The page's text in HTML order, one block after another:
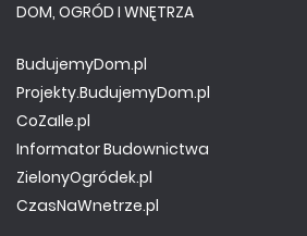
DOM, OGRÓD I WNĘTRZA
BudujemyDom.pl
Projekty.BudujemyDom.pl
CoZaIle.pl
Informator Budownictwa
ZielonyOgródek.pl
CzasNaWnetrze.pl